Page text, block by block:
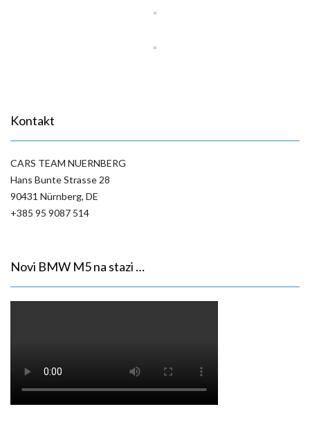
Kontakt
CARS TEAM NUERNBERG
Hans Bunte Strasse 28
90431 Nürnberg, DE
+385 95 9087 514
Novi BMW M5 na stazi …